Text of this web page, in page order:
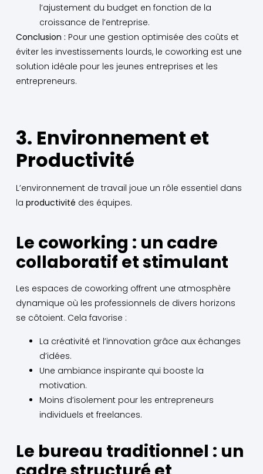
l’ajustement du budget en fonction de la
croissance de l’entreprise.
Conclusion : Pour une gestion optimisée des coûts et
éviter les investissements lourds, le coworking est une
solution idéale pour les jeunes entreprises et les
entrepreneurs.
3. Environnement et
Productivité
L’environnement de travail joue un rôle essentiel dans
la productivité des équipes.
Le coworking : un cadre
collaboratif et stimulant
Les espaces de coworking offrent une atmosphère
dynamique où les professionnels de divers horizons
se côtoient. Cela favorise :
La créativité et l’innovation grâce aux échanges
d’idées.
Une ambiance inspirante qui booste la
motivation.
Moins d’isolement pour les entrepreneurs
individuels et freelances.
Le bureau traditionnel : un